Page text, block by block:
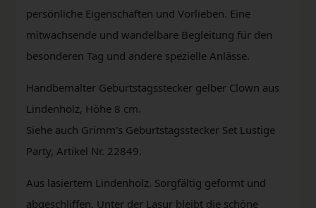
persönliche Eigenschaften und Vorlieben. Eine
mitwachsende und wandelbare Begleitung für den
besonderen Tag und andere spezielle Anlässe.
Handbemalter Geburtstagsstecker gelber Clown aus
Lindenholz, Höhe 8 cm.
Siehe auch Grimm's Geburtstagsstecker Set Lustige
Party, Artikel Nr. 22849.
Aus lasiertem Lindenholz. Sorgfältig geformt und
abgeschliffen. Unter der Lasur bleibt die schöne